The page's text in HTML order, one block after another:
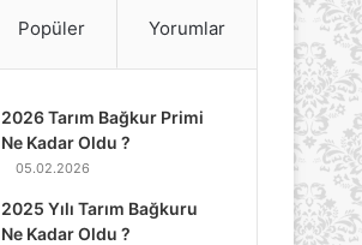
Popüler Yorumlar
2026 Tarım Bağkur Primi
Ne Kadar Oldu ?
05.02.2026
2025 Yılı Tarım Bağkuru
Ne Kadar Oldu ?